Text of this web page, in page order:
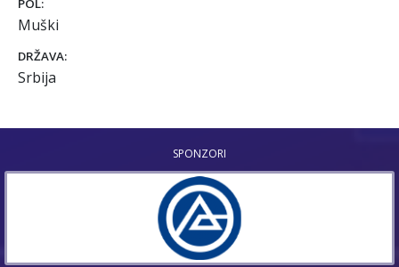
POL:
Muški
DRŽAVA:
Srbija
SPONZORI